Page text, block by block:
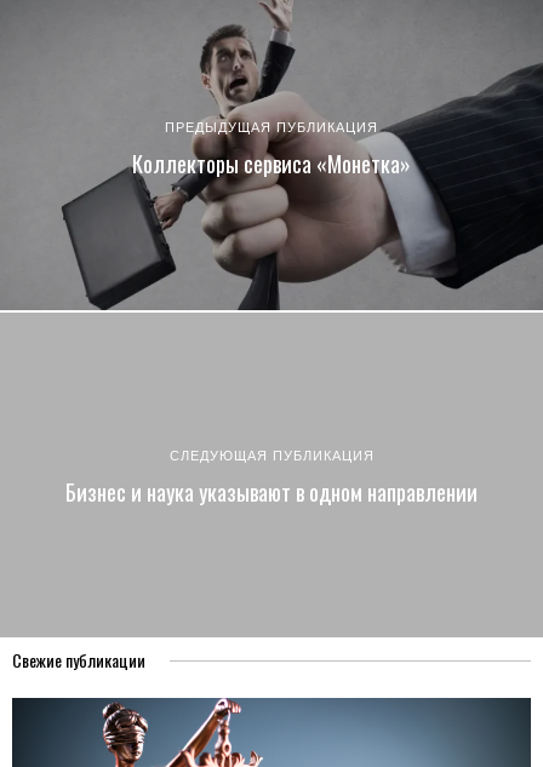
ПРЕДЫДУЩАЯ ПУБЛИКАЦИЯ
Коллекторы сервиса «Монетка»
СЛЕДУЮЩАЯ ПУБЛИКАЦИЯ
Бизнес и наука указывают в одном направлении
Свежие публикации